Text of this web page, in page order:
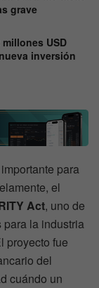
grave
USD
inversión
para
el
Act, uno de
para la industria
proyecto fue
del
cuándo un